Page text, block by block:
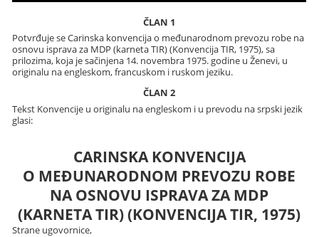
ČLAN 1
Potvrđuje se Carinska konvencija o međunarodnom prevozu robe na
osnovu isprava za MDP (karneta TIR) (Konvencija TIR, 1975), sa
prilozima, koja je sačinjena 14. novembra 1975. godine u Ženevi, u
originalu na engleskom, francuskom i ruskom jeziku.
ČLAN 2
Tekst Konvencije u originalu na engleskom i u prevodu na srpski jezik
glasi:
CARINSKA KONVENCIJA
O MEĐUNARODNOM PREVOZU ROBE
NA OSNOVU ISPRAVA ZA MDP
(KARNETA TIR) (KONVENCIJA TIR, 1975)
Strane ugovornice,